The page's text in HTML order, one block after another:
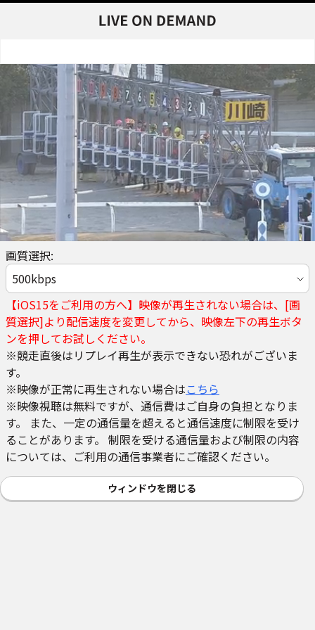
画質選択:
【iOS15をご利用の方へ】映像が再生されない場合は、[画
質選択]より配信速度を変更してから、映像左下の再生ボタ
ンを押してお試しください。
※競走直後はリプレイ再生が表示できない恐れがございま
す。
※映像が正常に再生されない場合はこちら
※映像視聴は無料ですが、通信費はご自身の負担となりま
す。 また、一定の通信量を超えると通信速度に制限を受け
ることがあります。 制限を受ける通信量および制限の内容
については、ご利用の通信事業者にご確認ください。
ウィンドウを閉じる